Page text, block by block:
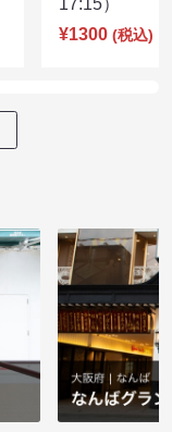
17:15）
¥1300 (税込)